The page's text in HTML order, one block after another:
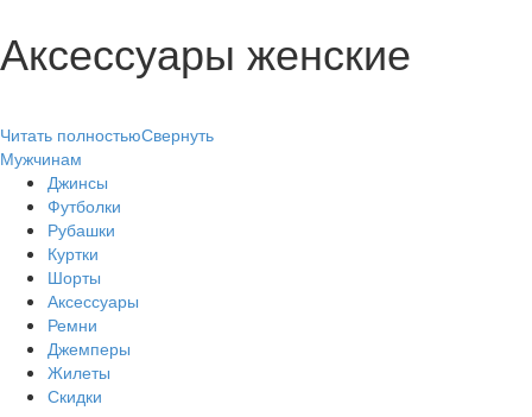
Аксессуары женские
Читать полностьюСвернуть
Мужчинам
Джинсы
Футболки
Рубашки
Куртки
Шорты
Аксессуары
Ремни
Джемперы
Жилеты
Скидки